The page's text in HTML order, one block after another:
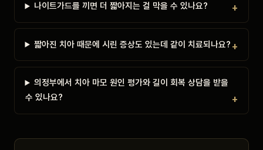
나이트가드를 끼면 더 짧아지는 걸 막을 수 있나요?
짧아진 치아 때문에 시린 증상도 있는데 같이 치료되나요?
의정부에서 치아 마모 원인 평가와 길이 회복 상담을 받을
수 있나요?